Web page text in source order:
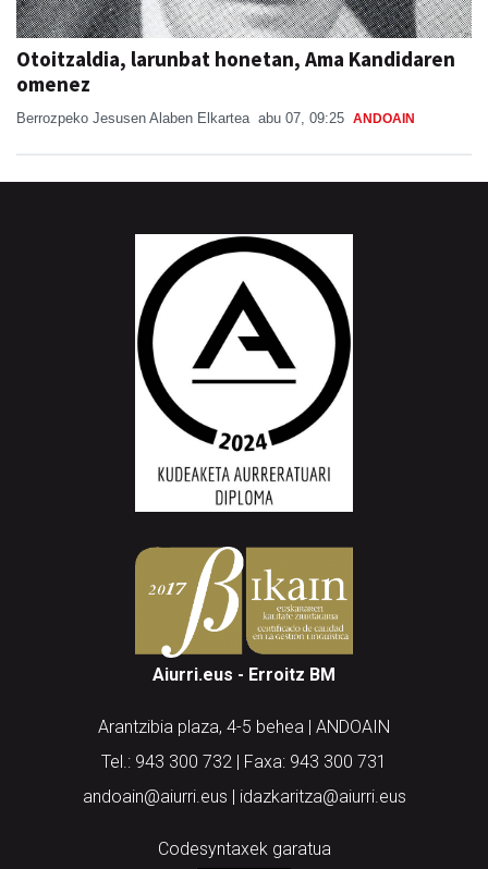
Otoitzaldia, larunbat honetan, Ama Kandidaren
omenez
Berrozpeko Jesusen Alaben Elkartea abu 07, 09:25 ANDOAIN
Aiurri.eus - Erroitz BM
Arantzibia plaza, 4-5 behea | ANDOAIN
Tel.: 943 300 732 | Faxa: 943 300 731
andoain@aiurri.eus | idazkaritza@aiurri.eus
Codesyntaxek garatua